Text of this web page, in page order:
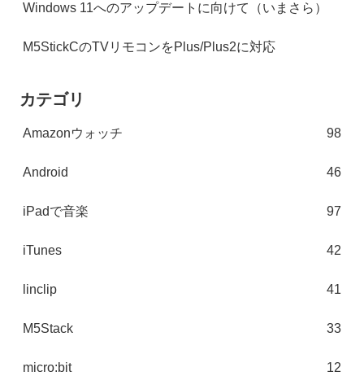
Windows 11へのアップデートに向けて（いまさら）
M5StickCのTVリモコンをPlus/Plus2に対応
カテゴリ
Amazonウォッチ 98
Android 46
iPadで音楽 97
iTunes 42
linclip 41
M5Stack 33
micro:bit 12